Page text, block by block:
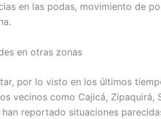
en las podas, movimiento de
en otras zonas
por lo visto en los últimos
vecinos como Cajicá, Zipaquirá,
han reportado situaciones